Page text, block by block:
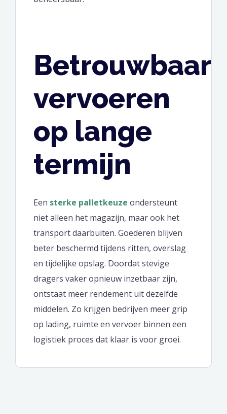
Betrouwbaar
vervoeren
op lange
termijn
Een sterke palletkeuze ondersteunt
niet alleen het magazijn, maar ook het
transport daarbuiten. Goederen blijven
beter beschermd tijdens ritten, overslag
en tijdelijke opslag. Doordat stevige
dragers vaker opnieuw inzetbaar zijn,
ontstaat meer rendement uit dezelfde
middelen. Zo krijgen bedrijven meer grip
op lading, ruimte en vervoer binnen een
logistiek proces dat klaar is voor groei.